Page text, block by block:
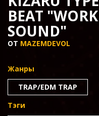
BEAT "WORK
SOUND"
ОТ MAZEMDEVOL
Жанры
TRAP/EDM TRAP
Тэги